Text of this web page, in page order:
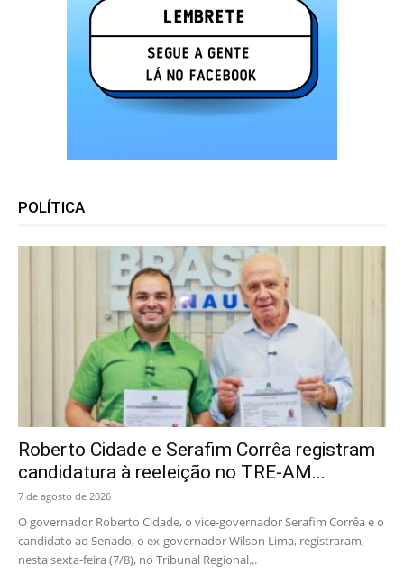
POLÍTICA
Roberto Cidade e Serafim Corrêa registram
candidatura à reeleição no TRE-AM...
7 de agosto de 2026
O governador Roberto Cidade, o vice-governador Serafim Corrêa e o
candidato ao Senado, o ex-governador Wilson Lima, registraram,
nesta sexta-feira (7/8), no Tribunal Regional...